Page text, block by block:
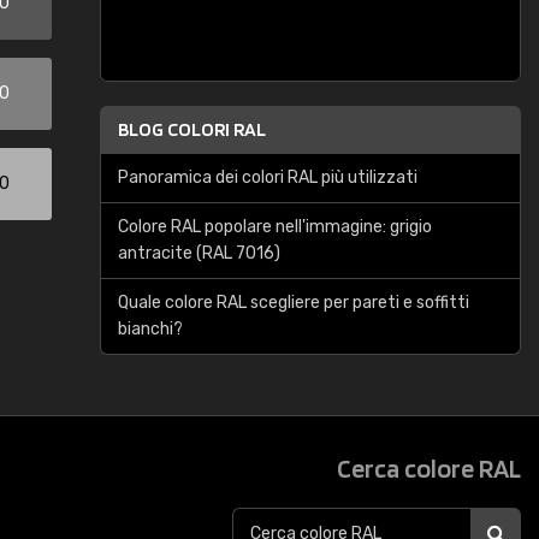
BLOG COLORI RAL
Panoramica dei colori RAL più utilizzati
Colore RAL popolare nell'immagine: grigio
antracite (RAL 7016)
Quale colore RAL scegliere per pareti e soffitti
bianchi?
Cerca colore RAL